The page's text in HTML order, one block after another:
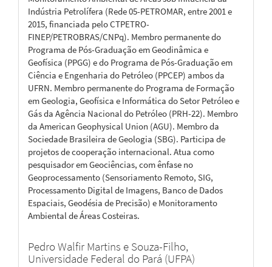
Indústria Petrolífera (Rede 05-PETROMAR, entre 2001 e
2015, financiada pelo CTPETRO-
FINEP/PETROBRAS/CNPq). Membro permanente do
Programa de Pós-Graduação em Geodinâmica e
Geofísica (PPGG) e do Programa de Pós-Graduação em
Ciência e Engenharia do Petróleo (PPCEP) ambos da
UFRN. Membro permanente do Programa de Formação
em Geologia, Geofísica e Informática do Setor Petróleo e
Gás da Agência Nacional do Petróleo (PRH-22). Membro
da American Geophysical Union (AGU). Membro da
Sociedade Brasileira de Geologia (SBG). Participa de
projetos de cooperação internacional. Atua como
pesquisador em Geociências, com ênfase no
Geoprocessamento (Sensoriamento Remoto, SIG,
Processamento Digital de Imagens, Banco de Dados
Espaciais, Geodésia de Precisão) e Monitoramento
Ambiental de Áreas Costeiras.
Pedro Walfir Martins e Souza-Filho,
Universidade Federal do Pará (UFPA)